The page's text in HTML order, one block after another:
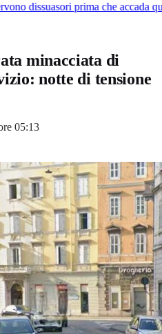
dissuasori prima che accada
minacciata di
notte di tensione
05:13